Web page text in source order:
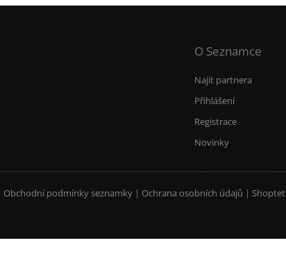
O Seznamce
Najít partnera
Přihlášení
Registrace
Novinky
Obchodní podmínky seznamky | Ochrana osobních údajů | Shoptet